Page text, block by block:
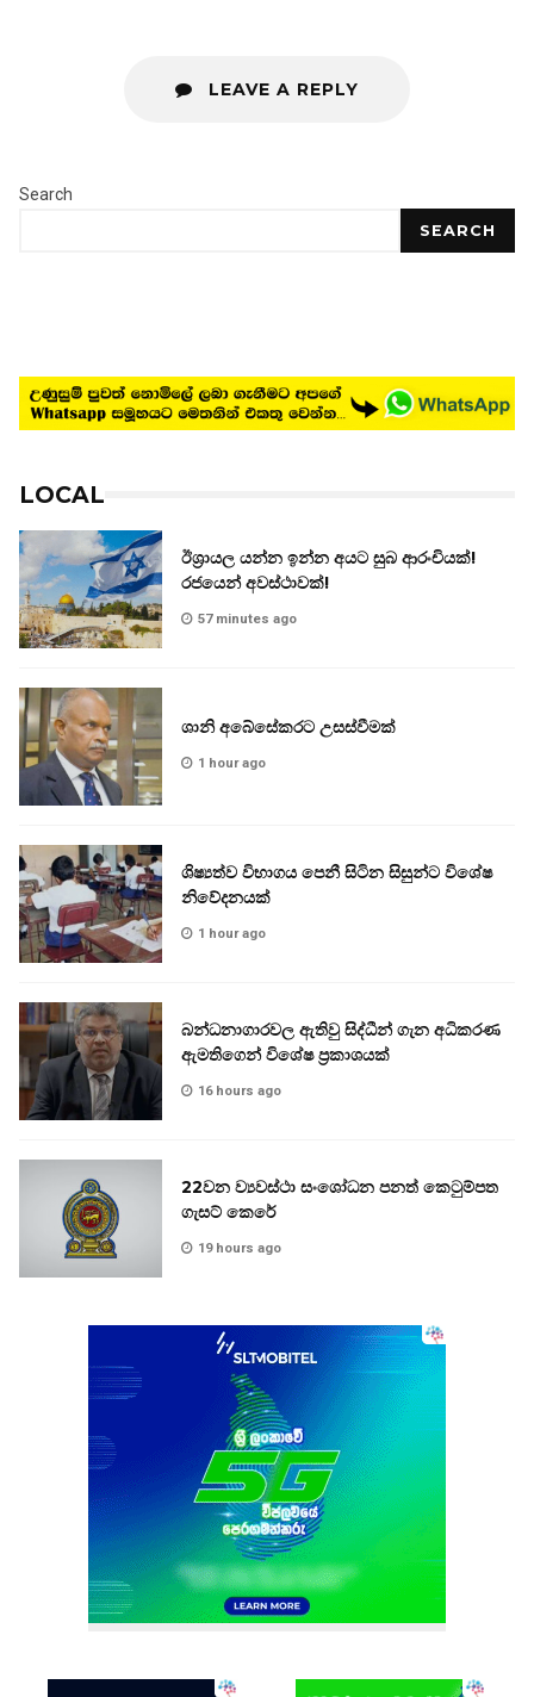
LEAVE A REPLY
Search
SEARCH
LOCAL
ඊශ්‍රායල යන්න ඉන්න අයට සුබ ආරංචියක්!
‍රජයෙන් අවස්ථාවක්!
57 minutes ago
ශානි අබේසේකරට උසස්වීමක්
1 hour ago
ශිෂ්‍යත්ව විභාගය පෙනී සිටින සිසුන්ට විශේෂ
නිවේදනයක්
1 hour ago
බන්ධනාගාරවල ඇතිවු සිද්ධීන් ගැන අධිකරණ
ඇමතිගෙන් විශේෂ ප්‍රකාශයක්
16 hours ago
22වන ව්‍යවස්ථා සංශෝධන පනත් කෙටුම්පත
ගැසට් කෙරේ
19 hours ago